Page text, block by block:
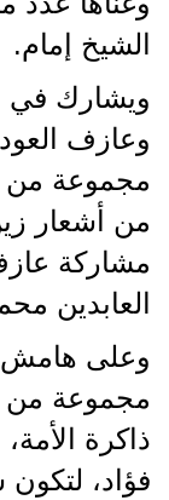
الشيخ إمام.
ويشارك في
وعازف
مجموعة من
من أشعار
مشاركة
العابدين
وعلى هامش
مجموعة من
ذاكرة
فؤاد،